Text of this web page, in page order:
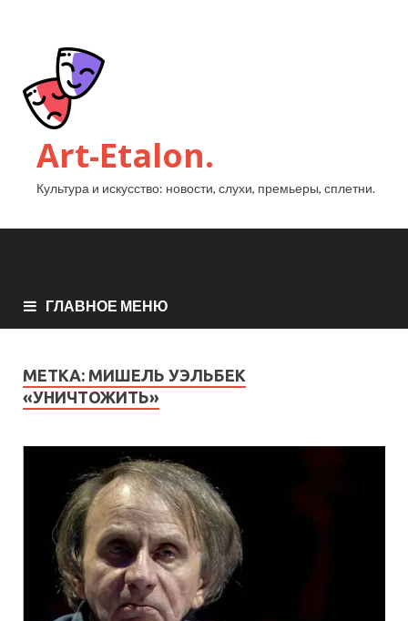
Art-Etalon.
Культура и искусство: новости, слухи, премьеры, сплетни.
ГЛАВНОЕ МЕНЮ
МЕТКА: МИШЕЛЬ УЭЛЬБЕК
«УНИЧТОЖИТЬ»